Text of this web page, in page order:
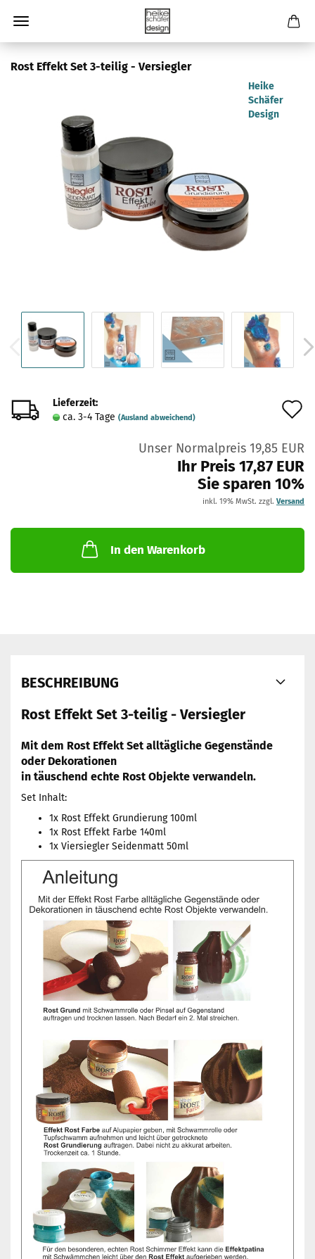
Rost Effekt Set 3-teilig - Versiegler
Heike
Schäfer
Design
Lieferzeit:
ca. 3-4 Tage (Ausland abweichend)
Unser Normalpreis 19,85 EUR
Ihr Preis 17,87 EUR
Sie sparen 10%
inkl. 19% MwSt. zzgl. Versand
In den Warenkorb
BESCHREIBUNG
Rost Effekt Set 3-teilig - Versiegler
Mit dem Rost Effekt Set alltägliche Gegenstände
oder Dekorationen
in täuschend echte Rost Objekte verwandeln.
Set Inhalt:
1x Rost Effekt Grundierung 100ml
1x Rost Effekt Farbe 140ml
1x Viersiegler Seidenmatt 50ml